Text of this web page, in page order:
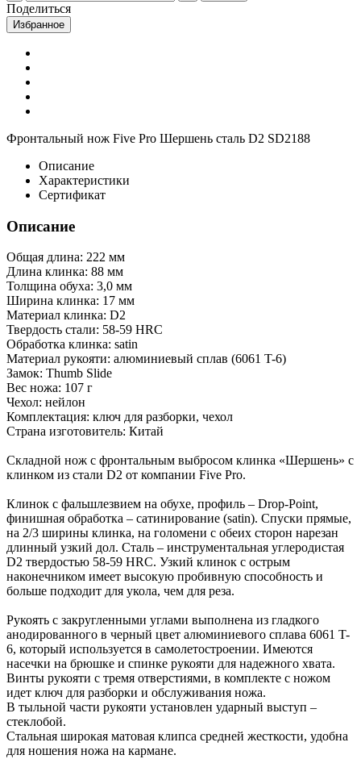
Поделиться
Избранное
Фронтальный нож Five Pro Шершень сталь D2 SD2188
Описание
Характеристики
Сертификат
Описание
Общая длина: 222 мм
Длина клинка: 88 мм
Толщина обуха: 3,0 мм
Ширина клинка: 17 мм
Материал клинка: D2
Твердость стали: 58-59 HRC
Обработка клинка: satin
Материал рукояти: алюминиевый сплав (6061 T-6)
Замок: Thumb Slide
Вес ножа: 107 г
Чехол: нейлон
Комплектация: ключ для разборки, чехол
Страна изготовитель: Китай
Складной нож с фронтальным выбросом клинка «Шершень» с
клинком из стали D2 от компании Five Pro.
Клинок с фальшлезвием на обухе, профиль – Drop-Point,
финишная обработка – сатинирование (satin). Спуски прямые,
на 2/3 ширины клинка, на голомени с обеих сторон нарезан
длинный узкий дол. Сталь – инструментальная углеродистая
D2 твердостью 58-59 HRC. Узкий клинок с острым
наконечником имеет высокую пробивную способность и
больше подходит для укола, чем для реза.
Рукоять с закругленными углами выполнена из гладкого
анодированного в черный цвет алюминиевого сплава 6061 T-
6, который используется в самолетостроении. Имеются
насечки на брюшке и спинке рукояти для надежного хвата.
Винты рукояти с тремя отверстиями, в комплекте с ножом
идет ключ для разборки и обслуживания ножа.
В тыльной части рукояти установлен ударный выступ –
стеклобой.
Стальная широкая матовая клипса средней жесткости, удобна
для ношения ножа на кармане.